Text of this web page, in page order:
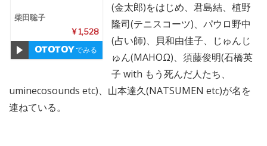
柴田聡子
¥ 1,528
でみる
(金太郎)をはじめ、君島結、植野
隆司(テニスコーツ)、パウロ野中
(占い師)、貝和由佳子、じゅんじ
ゅん(MAHOΩ)、須藤俊明(石橋英
子 with もう死んだ人たち、
uminecosounds etc)、山本達久(NATSUMEN etc)が名を
連ねている。